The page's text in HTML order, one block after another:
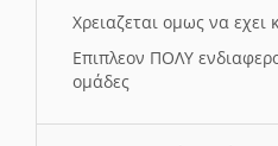
Χρειαζεται ομως να
Επιπλεον ΠΟΛΥ
ομάδες